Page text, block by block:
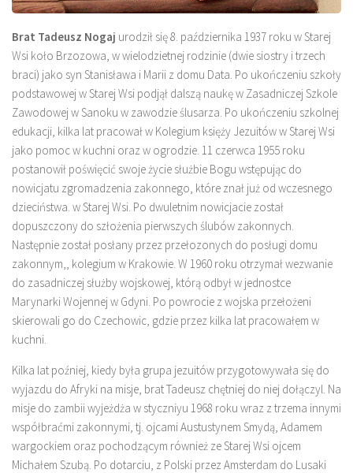
Brat Tadeusz Nogaj urodził się 8. października 1937 roku w Starej
Wsi koło Brzozowa, w wielodzietnej rodzinie (dwie siostry i trzech
braci) jako syn Stanisława i Marii z domu Data. Po ukończeniu szkoły
podstawowej w Starej Wsi podjął dalszą naukę w Zasadniczej Szkole
Zawodowej w Sanoku w zawodzie ślusarza. Po ukończeniu szkolnej
edukacji, kilka lat pracował w Kolegium księży Jezuitów w Starej Wsi
jako pomoc w kuchni oraz w ogrodzie. 11 czerwca 1955 roku
postanowił poświęcić swoje życie służbie Bogu wstępując do
nowicjatu zgromadzenia zakonnego, które znał już od wczesnego
dzieciństwa. w Starej Wsi. Po dwuletnim nowicjacie został
dopuszczony do szłożenia pierwszych ślubów zakonnych.
Następnie został posłany przez przełozonych do posługi domu
zakonnym,, kolegium w Krakowie. W 1960 roku otrzymał wezwanie
do zasadniczej służby wojskowej, którą odbył w jednostce
Marynarki Wojennej w Gdyni. Po powrocie z wojska przełożeni
skierowali go do Czechowic, gdzie przez kilka lat pracowałem w
kuchni.
Kilka lat poźniej, kiedy była grupa jezuitów przygotowywała się do
wyjazdu do Afryki na misje, brat Tadeusz chętniej do niej dołączyl. Na
misje do zambii wyjeżdża w styczniyu 1968 roku wraz z trzema innymi
współbraćmi zakonnymi, tj. ojcami Austustynem Smydą, Adamem
wargockiem oraz pochodzącym również ze Starej Wsi ojcem
Michałem Szubą. Po dotarciu, z Polski przez Amsterdam do Lusaki